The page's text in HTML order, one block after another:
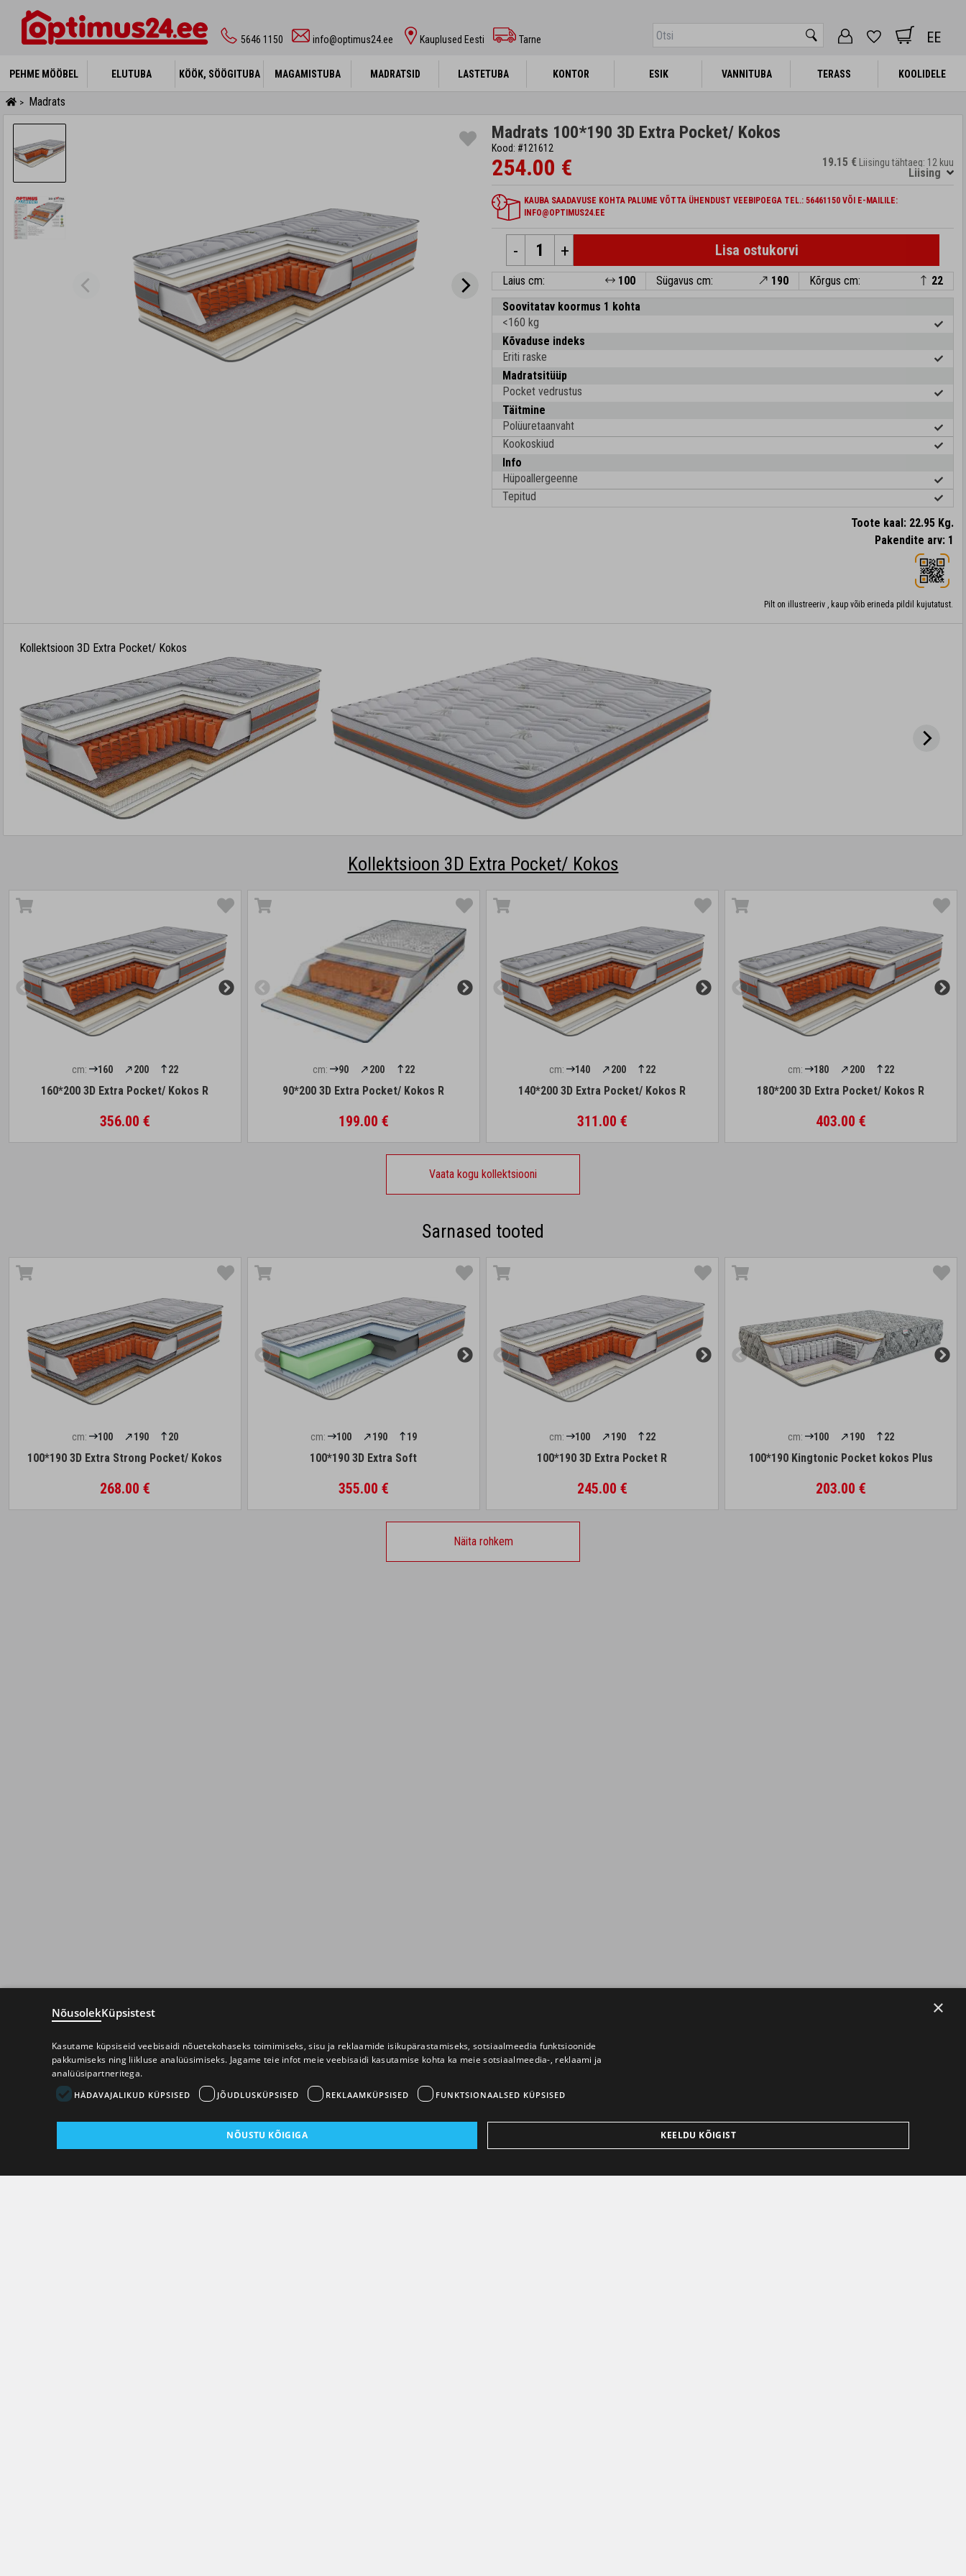
5646 1150 info@optimus24.ee Kauplused Eesti Tarne EE
PEHME MÖÖBEL ELUTUBA KÖÖK, SÖÖGITUBA MAGAMISTUBA MADRATSID LASTETUBA KONTOR ESIK VANNITUBA TERASS KOOLIDELE
PEHME MÖÖBEL ELUTUBA KÖÖK, SÖÖGITUBA MAGAMISTUBA MADRATSID LASTETUBA KONTOR ESIK VANNITUBA TERASS KOOLIDELE
> Madrats
Madrats 100*190 3D Extra Pocket/ Kokos
Kood: #121612
254.00 € 19.15 € Liisingu tähtaeg: 12 kuu
Liising
KAUBA SAADAVUSE KOHTA PALUME VÕTTA ÜHENDUST VEEBIPOEGA TEL.: 56461150 VÕI E-MAILILE:
INFO@OPTIMUS24.EE
- + Lisa ostukorvi
Laius cm: 100 Sügavus cm: 190 Kõrgus cm:
22
Soovitatav koormus 1 kohta
<160 kg
Kõvaduse indeks
Eriti raske
Madratsitüüp
Pocket vedrustus
Täitmine
Polüuretaanvaht
Kookoskiud
Info
Hüpoallergeenne
Tepitud
Toote kaal: 22.95 Kg.
Pakendite arv: 1
Pilt on illustreeriv , kaup võib erineda pildil kujutatust.
Kollektsioon 3D Extra Pocket/ Kokos
Kollektsioon 3D Extra Pocket/ Kokos
cm: 160 200 22
160*200 3D Extra Pocket/ Kokos R
356.00 €
cm: 90 200 22
90*200 3D Extra Pocket/ Kokos R
199.00 €
cm: 140 200 22
140*200 3D Extra Pocket/ Kokos R
311.00 €
cm: 180 200 22
180*200 3D Extra Pocket/ Kokos R
403.00 €
Vaata kogu kollektsiooni
Sarnased tooted
cm: 100 190 20
100*190 3D Extra Strong Pocket/ Kokos
268.00 €
cm: 100 190 19
100*190 3D Extra Soft
355.00 €
cm: 100 190 22
100*190 3D Extra Pocket R
245.00 €
cm: 100 190 22
100*190 Kingtonic Pocket kokos Plus
203.00 €
Näita rohkem
×
NõusolekKüpsistest
Kasutame küpsiseid veebisaidi nõuetekohaseks toimimiseks, sisu ja reklaamide isikupärastamiseks, sotsiaalmeedia funktsioonide
pakkumiseks ning liikluse analüüsimiseks. Jagame teie infot meie veebisaidi kasutamise kohta ka meie sotsiaalmeedia-, reklaami ja
analüüsipartneritega.
HÄDAVAJALIKUD KÜPSISED JÕUDLUSKÜPSISED REKLAAMKÜPSISED FUNKTSIONAALSED KÜPSISED
NÕUSTU KÕIGIGA KEELDU KÕIGIST